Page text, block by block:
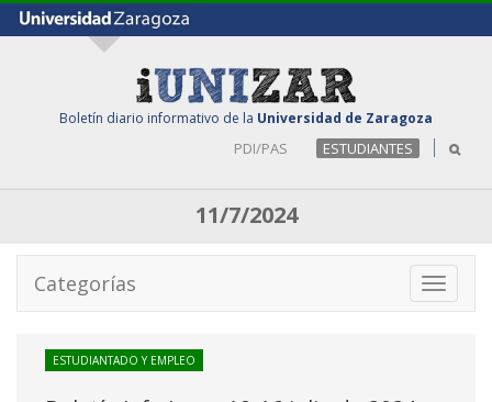
Boletín diario informativo de la Universidad de Zaragoza
PDI/PAS ESTUDIANTES
11/7/2024
Toggle
Categorías
ESTUDIANTADO Y EMPLEO